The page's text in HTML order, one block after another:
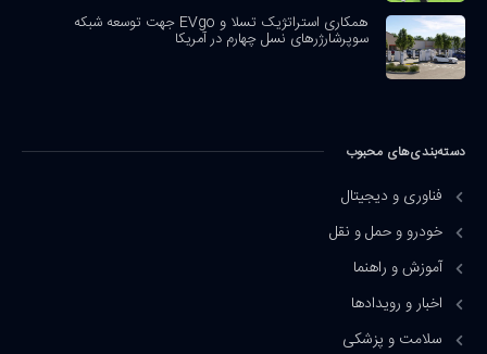
همکاری استراتژیک تسلا و EVgo جهت توسعه شبکه
سوپرشارژرهای نسل چهارم در آمریکا
دسته‌بندی‌های محبوب
فناوری و دیجیتال
خودرو و حمل و نقل
آموزش و راهنما
اخبار و رویدادها
سلامت و پزشکی